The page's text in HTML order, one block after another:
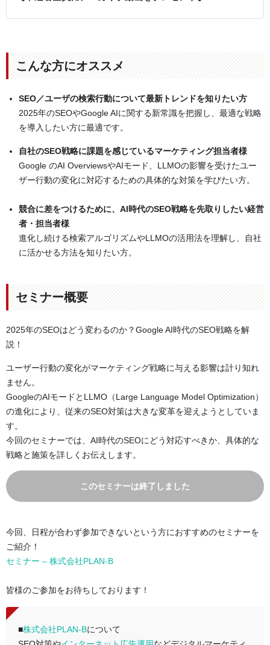
こんな方にオススメ
SEO／ユーザの検索行動について最新トレンドを知りたい方
2025年のSEOやGoogle AIに関する新常識を把握し、最適な戦略
を導入したい方に最適です。
自社のSEO戦略に課題を感じているマーケティング担当者様
Google のAI OverviewsやAIモード、LLMOの影響を受けたユー
ザー行動の変化に対応するための具体的な対策を学びたい方。
競合に差をつけるために、AI時代のSEO戦略を先取りしたい経営
者・担当者様
進化し続ける検索アルゴリズムやLLMOの活用法を理解し、自社
に活かせる方法を知りたい方。
セミナー概要
2025年のSEOはどう変わるのか？Google AI時代のSEO戦略を解
説！
ユーザー行動の変化がマーケティング戦略に与える影響は計り知れ
ません。
GoogleのAIモードとLLMO（Large Language Model Optimization）
の進化により、従来のSEO対策は大きな変革を迎えようとしていま
す。
今回のセミナーでは、AI時代のSEOにどう対応すべきか、具体的な
戦略と施策を詳しくお伝えします。
このセミナーは終了しました
今回、日程が合わず参加できないという方におすすめのセミナーを
ご紹介！
セミナー – 株式会社PLAN-B
皆様のご参加をお待ちしております！
■株式会社PLAN-Bについて